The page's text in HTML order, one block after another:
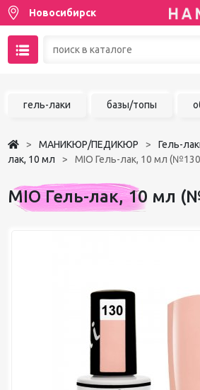
Новосибирск
Чат в MAX
Акции
гель-лаки базы/топы
МАНИКЮР/ПЕДИКЮР Гель-
лак, 10 мл
MIO Гель-лак, 10 мл
MIO Гель-лак, 10 мл